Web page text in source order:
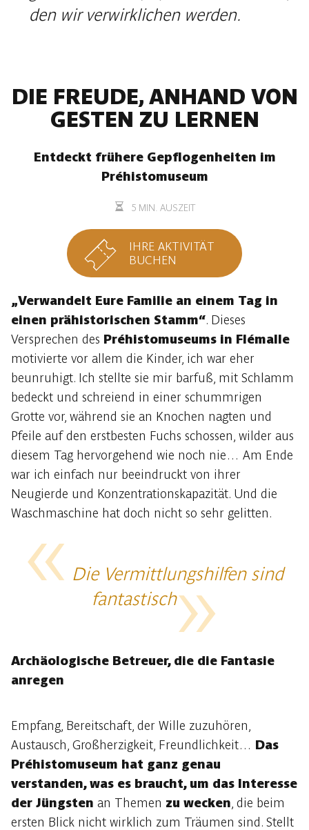
den wir verwirklichen werden.
DIE FREUDE, ANHAND VON
GESTEN ZU LERNEN
Entdeckt frühere Gepflogenheiten im
Préhistomuseum
5 MIN. AUSZEIT
IHRE AKTIVITÄT
BUCHEN
„Verwandelt Eure Familie an einem Tag in
einen prähistorischen Stamm“. Dieses
Versprechen des Préhistomuseums in Flémalle
motivierte vor allem die Kinder, ich war eher
beunruhigt. Ich stellte sie mir barfuß, mit Schlamm
bedeckt und schreiend in einer schummrigen
Grotte vor, während sie an Knochen nagten und
Pfeile auf den erstbesten Fuchs schossen, wilder aus
diesem Tag hervorgehend wie noch nie… Am Ende
war ich einfach nur beeindruckt von ihrer
Neugierde und Konzentrationskapazität. Und die
Waschmaschine hat doch nicht so sehr gelitten.
Die Vermittlungshilfen sind
fantastisch
Archäologische Betreuer, die die Fantasie
anregen
Empfang, Bereitschaft, der Wille zuzuhören,
Austausch, Großherzigkeit, Freundlichkeit… Das
Préhistomuseum hat ganz genau
verstanden, was es braucht, um das Interesse
der Jüngsten an Themen zu wecken , die beim
ersten Blick nicht wirklich zum Träumen sind. Stellt